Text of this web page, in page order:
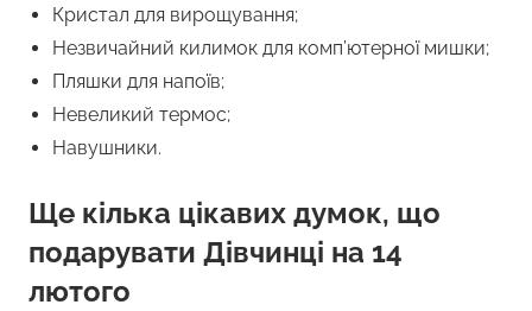
Кристал для вирощування;
Незвичайний килимок для комп’ютерної мишки;
Пляшки для напоїв;
Невеликий термос;
Навушники.
Ще кілька цікавих думок, що
подарувати Дівчинці на 14
лютого